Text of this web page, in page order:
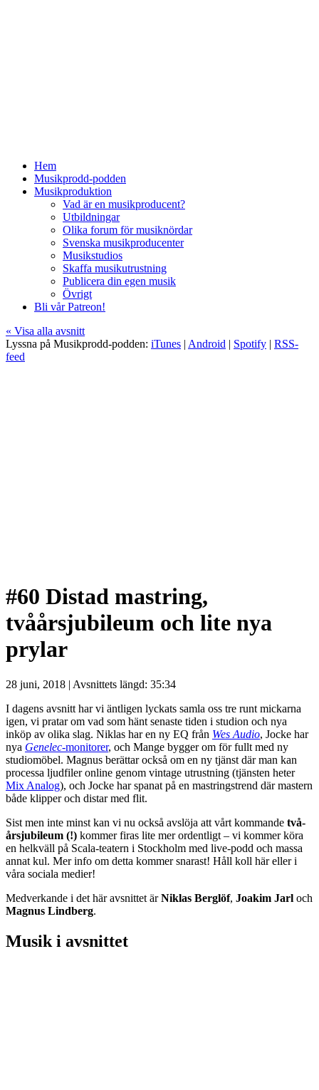
Hem
Musikprodd-podden
Musikproduktion
Vad är en musikproducent?
Utbildningar
Olika forum för musiknördar
Svenska musikproducenter
Musikstudios
Skaffa musikutrustning
Publicera din egen musik
Övrigt
Bli vår Patreon!
« Visa alla avsnitt
Lyssna på Musikprodd-podden: iTunes | Android | Spotify | RSS-
feed
#60 Distad mastring,
tvåårsjubileum och lite nya
prylar
28 juni, 2018 | Avsnittets längd: 35:34
I dagens avsnitt har vi äntligen lyckats samla oss tre runt mickarna
igen, vi pratar om vad som hänt senaste tiden i studion och nya
inköp av olika slag. Niklas har en ny EQ från Wes Audio, Jocke har
nya Genelec-monitorer, och Mange bygger om för fullt med ny
studiomöbel. Magnus berättar också om en ny tjänst där man kan
processa ljudfiler online genom vintage utrustning (tjänsten heter
Mix Analog), och Jocke har spanat på en mastringstrend där mastern
både klipper och distar med flit.
Sist men inte minst kan vi nu också avslöja att vårt kommande två-
årsjubileum (!) kommer firas lite mer ordentligt – vi kommer köra
en helkväll på Scala-teatern i Stockholm med live-podd och massa
annat kul. Mer info om detta kommer snarast! Håll koll här eller i
våra sociala medier!
Medverkande i det här avsnittet ärNiklas Berglöf, Joakim Jarl och
Magnus Lindberg.
Musik i avsnittet